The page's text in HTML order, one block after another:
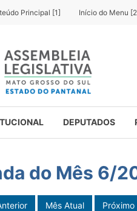
Principal [1] Início do Menu
DEPUTADOS
do Mês 6/
Mês Atual